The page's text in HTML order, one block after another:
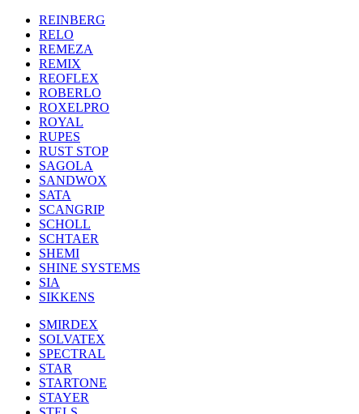
REINBERG
RELO
REMEZA
REMIX
REOFLEX
ROBERLO
ROXELPRO
ROYAL
RUPES
RUST STOP
SAGOLA
SANDWOX
SATA
SCANGRIP
SCHOLL
SCHTAER
SHEMI
SHINE SYSTEMS
SIA
SIKKENS
SMIRDEX
SOLVATEX
SPECTRAL
STAR
STARTONE
STAYER